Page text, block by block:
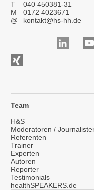
T
040 450381-31
M
0172 4023671
@
kontakt@hs-hh.de
Team
H&S
Moderatoren /
Referenten
Trainer
Experten
Autoren
Reporter
Testimonials
healthSPEAKERS.de